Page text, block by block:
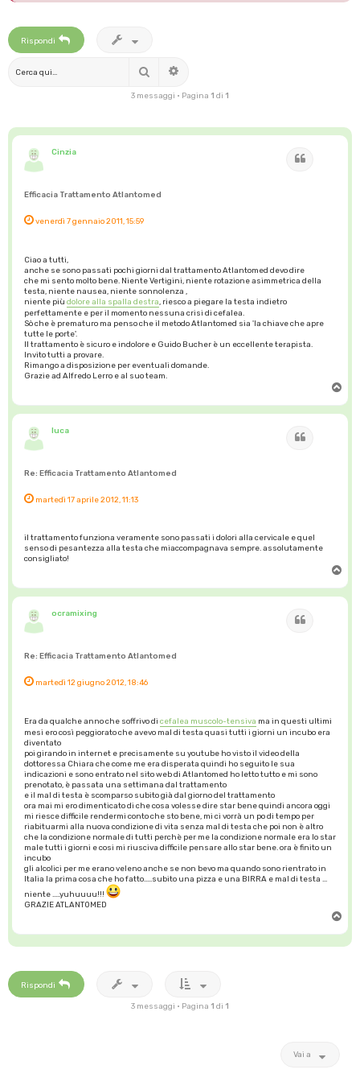
Rispondi
Cerca
3 messaggi • Pagina 1 di 1
Cinzia
Efficacia Trattamento Atlantomed
venerdì 7 gennaio 2011, 15:59
Ciao a tutti,
anche se sono passati pochi giorni dal trattamento Atlantomed devo dire
che mi sento molto bene. Niente Vertigini, niente rotazione asimmetrica della
testa, niente nausea, niente sonnolenza ,
niente più dolore alla spalla destra , riesco a piegare la testa indietro
perfettamente e per il momento nessuna crisi di cefalea.
Sò che è prematuro ma penso che il metodo Atlantomed sia 'la chiave che apre
tutte le porte'.
Il trattamento è sicuro e indolore e Guido Bucher è un eccellente terapista.
Invito tutti a provare.
Rimango a disposizione per eventuali domande.
Grazie ad Alfredo Lerro e al suo team.
p
luca
Re: Efficacia Trattamento Atlantomed
martedì 17 aprile 2012, 11:13
il trattamento funziona veramente sono passati i dolori alla cervicale e quel
senso di pesantezza alla testa che miaccompagnava sempre. assolutamente
consigliato!
p
ocramixing
Re: Efficacia Trattamento Atlantomed
martedì 12 giugno 2012, 18:46
Era da qualche anno che soffrivo di cefalea muscolo-tensiva ma in questi ultimi
mesi ero così peggiorato che avevo mal di testa quasi tutti i giorni un incubo era
diventato
poi girando in internet e precisamente su youtube ho visto il video della
dottoressa Chiara che come me era disperata quindi ho seguito le sua
indicazioni e sono entrato nel sito web di Atlantomed ho letto tutto e mi sono
prenotato, è passata una settimana dal trattamento
e il mal di testa è scomparso subito già dal giorno del trattamento
ora mai mi ero dimenticato di che cosa volesse dire star bene quindi ancora oggi
mi riesce difficile rendermi conto che sto bene, mi ci vorrà un po di tempo per
riabituarmi alla nuova condizione di vita senza mal di testa che poi non è altro
che la condizione normale di tutti perchè per me la condizione normale era lo star
male tutti i giorni e cosi mi riusciva difficile pensare allo star bene. ora è finito un
incubo
gli alcolici per me erano veleno anche se non bevo ma quando sono rientrato in
Italia la prima cosa che ho fatto.....subito una pizza e una BIRRA e mal di testa ...
niente .....yuhuuuu!!!
GRAZIE ATLANTOMED
p
Rispondi
3 messaggi • Pagina 1 di 1
Vai a